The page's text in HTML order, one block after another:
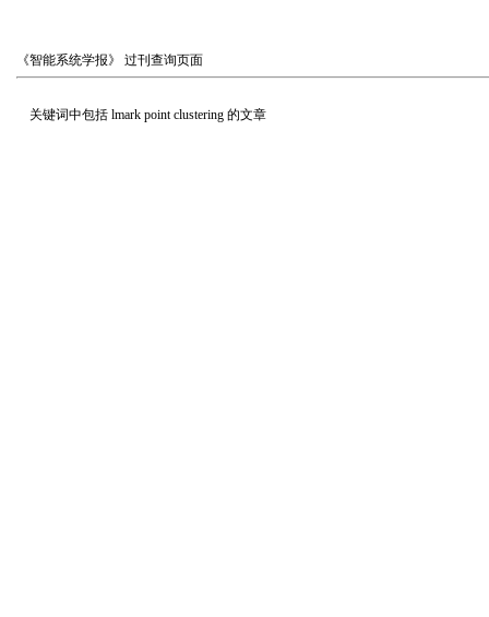
《智能系统学报》 过刊查询页面
关键词中包括 lmark point clustering 的文章